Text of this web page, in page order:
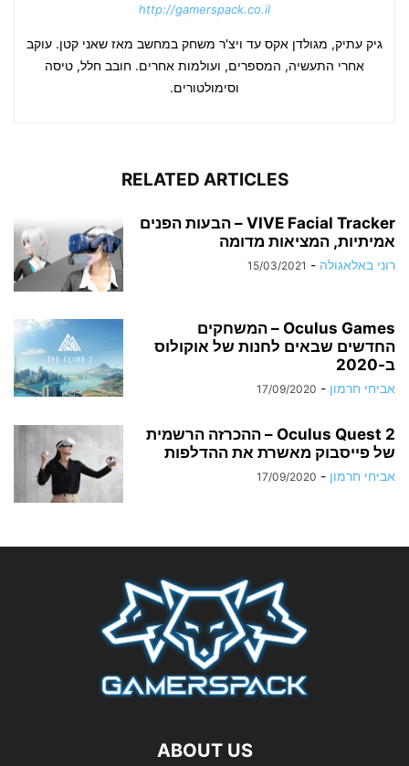
http://gamerspack.co.il
גיק עתיק, מגולדן אקס עד ויצ'ר משחק במחשב מאז שאני קטן. עוקב
אחרי התעשיה, המספרים, ועולמות אחרים. חובב חלל, טיסה
וסימולטורים.
RELATED ARTICLES
VIVE Facial Tracker – הבעות הפנים
אמיתיות, המציאות מדומה
רוני באלאגולה -
15/03/2021
Oculus Games – המשחקים
החדשים שבאים לחנות של אוקולוס
ב-2020
אביחי חרמון -
17/09/2020
Oculus Quest 2 – ההכרזה הרשמית
של פייסבוק מאשרת את ההדלפות
אביחי חרמון -
17/09/2020
ABOUT US